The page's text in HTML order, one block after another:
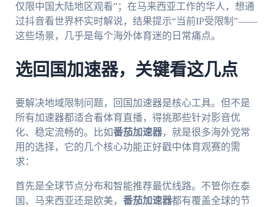
仅限中国大陆地区观看”；在马来西亚工作的华人，想通
过抖音看世界杯实时解说，结果提示“当前IP受限制”——
这些场景，几乎是每个海外体育迷的日常痛点。
选回国加速器，关键看这几点
要解决地域限制问题，回国加速器是核心工具。但不是
所有加速器都适合看体育直播，得挑那些针对影音优
化、稳定流畅的。比如番茄加速器，就是很多海外党常
用的选择，它的几个核心功能正好戳中体育观赛的需
求：
首先是全球节点分布和智能推荐最优线路。不管你在泰
国、马来西亚还是欧美， 番茄加速器都有覆盖全球的节